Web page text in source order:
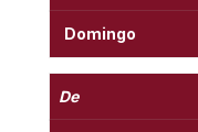
Domingo
De